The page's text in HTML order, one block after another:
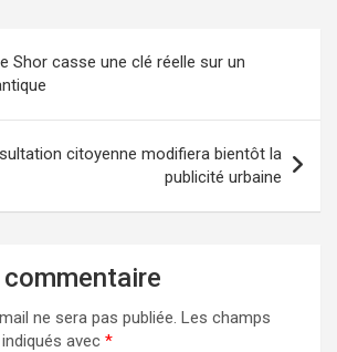
Shor casse une clé réelle sur un
citoyenne modifiera bientôt la
publicité urbaine
ne sera pas publiée. Les champs
avec *